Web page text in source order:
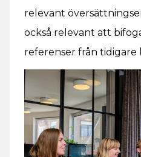
relevant
också relevant att
referenser från